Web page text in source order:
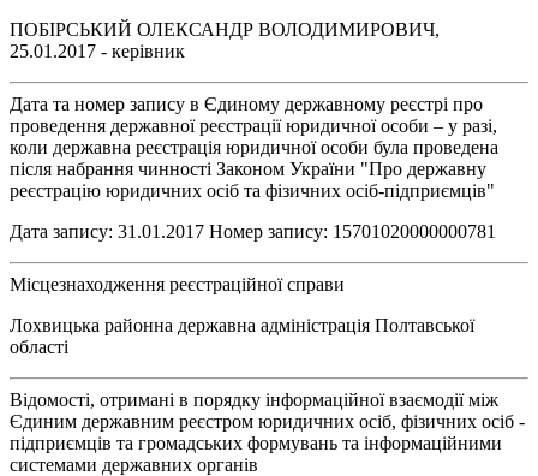
ПОБІРСЬКИЙ ОЛЕКСАНДР ВОЛОДИМИРОВИЧ,
25.01.2017 - керівник
Дата та номер запису в Єдиному державному реєстрі про
проведення державної реєстрації юридичної особи – у разі,
коли державна реєстрація юридичної особи була проведена
після набрання чинності Законом України "Про державну
реєстрацію юридичних осіб та фізичних осіб-підприємців"
Дата запису: 31.01.2017 Номер запису: 15701020000000781
Місцезнаходження реєстраційної справи
Лохвицька районна державна адміністрація Полтавської
області
Відомості, отримані в порядку інформаційної взаємодії між
Єдиним державним реєстром юридичних осіб, фізичних осіб -
підприємців та громадських формувань та інформаційними
системами державних органів